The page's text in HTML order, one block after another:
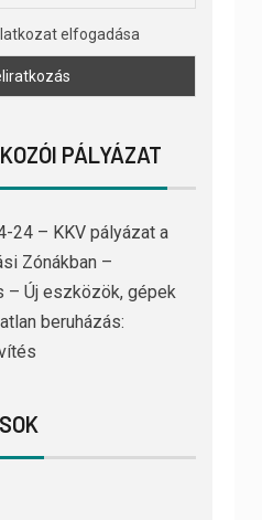
elfogadása
PÁLYÁZAT
24 – KKV pályázat a
Zónákban –
– Új eszközök, gépek
beruházás: